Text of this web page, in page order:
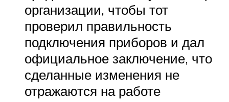
организации, чтобы тот
проверил правильность
подключения приборов и дал
официальное заключение, что
сделанные изменения не
отражаются на работе